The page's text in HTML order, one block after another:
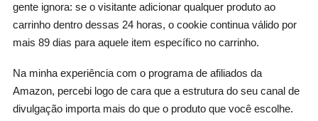
gente ignora: se o visitante adicionar qualquer produto ao
carrinho dentro dessas 24 horas, o cookie continua válido por
mais 89 dias para aquele item específico no carrinho.
Na minha experiência com o programa de afiliados da
Amazon, percebi logo de cara que a estrutura do seu canal de
divulgação importa mais do que o produto que você escolhe.